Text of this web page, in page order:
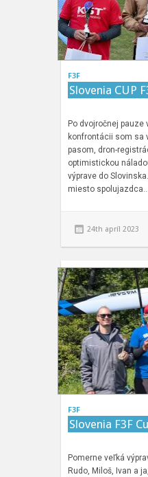
F3F
Slovenia CUP
Po dvojročnej pauze
konfrontácii som sa
pasom, dron-
optimistickou
výprave do
miesto spolujazdca…
24th apríl 2023
F3F
Slovenia F3F
Pomerne veľká
Rudo, Miloš, Ivan a